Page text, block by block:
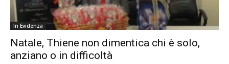
In Evidenza
Natale, Thiene non dimentica chi è solo,
anziano o in difficoltà